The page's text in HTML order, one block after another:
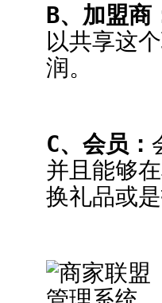
B、加盟商
以共享这
润。
C、会员：
并且能够
换礼品或